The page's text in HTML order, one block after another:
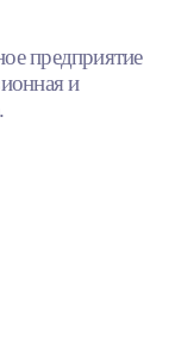
предприятие
и